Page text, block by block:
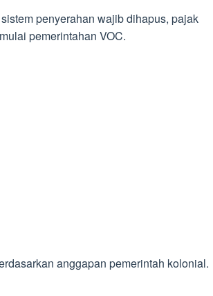
penyerahan wajib dihapus, pajak
pemerintahan VOC.
anggapan pemerintah kolonial.